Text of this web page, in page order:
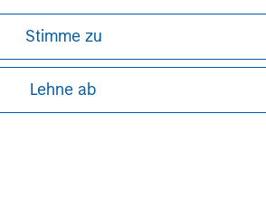
Stimme zu
Lehne ab